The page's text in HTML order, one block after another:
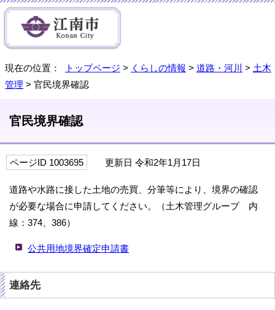
現在の位置： トップページ > くらしの情報 > 道路・河川 > 土木
管理 > 官民境界確認
官民境界確認
ページID 1003695 更新日 令和2年1月17日
道路や水路に接した土地の売買、分筆等により、境界の確認
が必要な場合に申請してください。（土木管理グループ 内
線：374、386）
公共用地境界確定申請書
連絡先